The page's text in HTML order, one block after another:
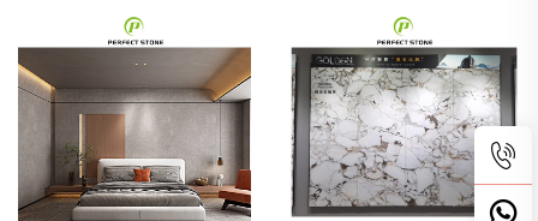
vannituba seinale
vannituba seinale ja
toalettiks tehisel sinteritud
kiviga